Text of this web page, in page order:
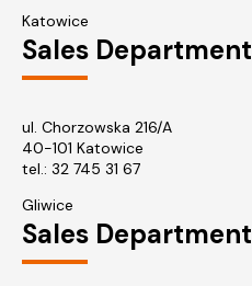
Katowice
Sales Department
ul. Chorzowska 216/A
40-101 Katowice
tel.: 32 745 31 67
Gliwice
Sales Department